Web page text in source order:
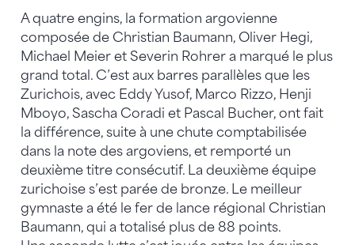
A quatre engins, la formation argovienne
composée de Christian Baumann, Oliver Hegi,
Michael Meier et Severin Rohrer a marqué le plus
grand total. C’est aux barres parallèles que les
Zurichois, avec Eddy Yusof, Marco Rizzo, Henji
Mboyo, Sascha Coradi et Pascal Bucher, ont fait
la différence, suite à une chute comptabilisée
dans la note des argoviens, et remporté un
deuxième titre consécutif. La deuxième équipe
zurichoise s’est parée de bronze. Le meilleur
gymnaste a été le fer de lance régional Christian
Baumann, qui a totalisé plus de 88 points.